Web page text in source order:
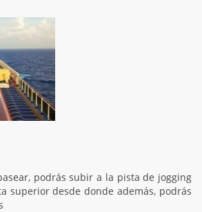
podrás subir a la pista de jogging
superior desde donde además, podrás